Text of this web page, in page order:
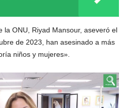
la ONU, Riyad Mansour, aseveró el
de 2023, han asesinado a más
niños y mujeres».